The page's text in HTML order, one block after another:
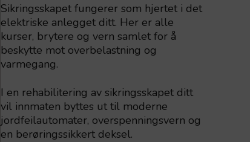
Sikringsskapet fungerer som hjertet i det
elektriske anlegget ditt. Her er alle
kurser, brytere og vern samlet for å
beskytte mot overbelastning og
varmegang.
I en rehabilitering av sikringsskapet ditt
vil innmaten byttes ut til moderne
jordfeilautomater, overspenningsvern og
en berøringssikkert deksel.